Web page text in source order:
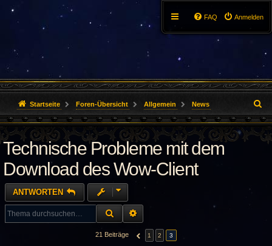
Anmelden
FAQ
Startseite Foren-Übersicht Allgemein News
u
c
Technische Probleme mit dem
Download des Wow-Client
ANTWORTEN
SUCHE
21 Beiträge VORHERIGE
1 2 3